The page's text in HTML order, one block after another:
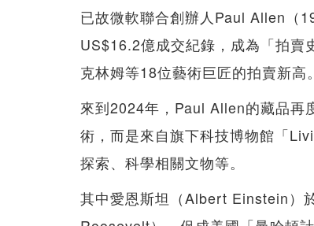
已故微軟聯合創辦人Paul Allen（
US$16.2億成交紀錄，成為「拍賣
克林姆等18位藝術巨匠的拍賣新高。
來到2024年，Paul Allen的藏品再
術，而是來自旗下科技博物館「
探索、科學相關文物等。
其中愛恩斯坦（Albert Einstein）